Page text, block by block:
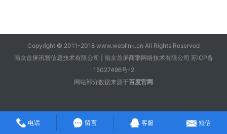
Copyright © 2011-2018 www.weblink.cn All Rights Reserved
南京首屏讯智信息技术有限公司 | 南京首屏商擎网络技术有限公司 苏ICP备
15027496号-2
网站部分数据来源于百度官网
电话 留言 客服 短信